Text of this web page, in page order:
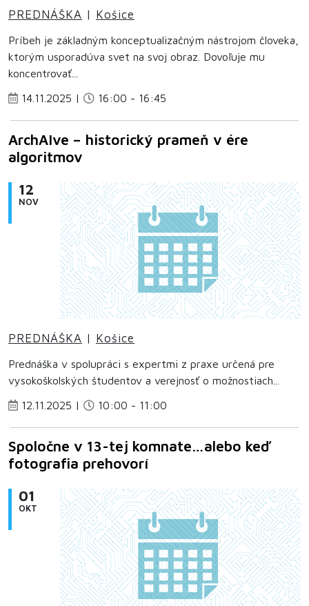
PREDNÁŠKA | Košice
Príbeh je základným konceptualizačným nástrojom človeka,
ktorým usporadúva svet na svoj obraz. Dovoľuje mu
koncentrovať...
14.11.2025 |
16:00 - 16:45
ArchAIve – historický prameň v ére
algoritmov
12
NOV
PREDNÁŠKA | Košice
Prednáška v spolupráci s expertmi z praxe určená pre
vysokoškolských študentov a verejnosť o možnostiach...
12.11.2025 |
10:00 - 11:00
Spoločne v 13-tej komnate…alebo keď
fotografia prehovorí
01
OKT